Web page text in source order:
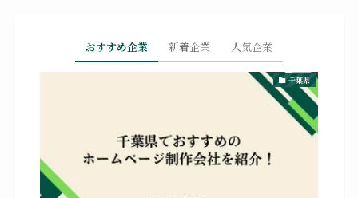
おすすめ企業 新着企業 人気企業
千葉県